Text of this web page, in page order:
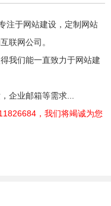
注于网站建设，定制网站
联网公司。
我们能一直致力于网站建
企业邮箱等需求...
，我们将竭诚为您